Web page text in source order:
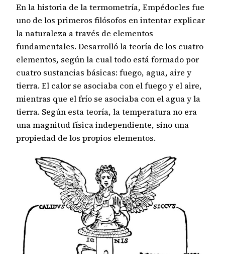
En la historia de la termometría, Empédocles fue
uno de los primeros filósofos en intentar explicar
la naturaleza a través de elementos
fundamentales. Desarrolló la teoría de los cuatro
elementos, según la cual todo está formado por
cuatro sustancias básicas: fuego, agua, aire y
tierra. El calor se asociaba con el fuego y el aire,
mientras que el frío se asociaba con el agua y la
tierra. Según esta teoría, la temperatura no era
una magnitud física independiente, sino una
propiedad de los propios elementos.